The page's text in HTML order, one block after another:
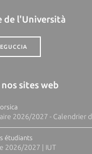
de l'Università
sites web
2026/2027 - Calendrier
étudiants
2026/2027 | IUT